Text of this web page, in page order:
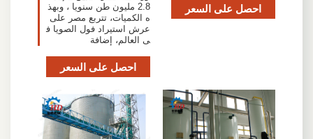
احصل على السعر
2.8 مليون طن سنويا ، وبهذ
ه الكميات، تتربع مصر على
عرش استيراد فول الصويا ف
ى العالم، إضافة
احصل على السعر